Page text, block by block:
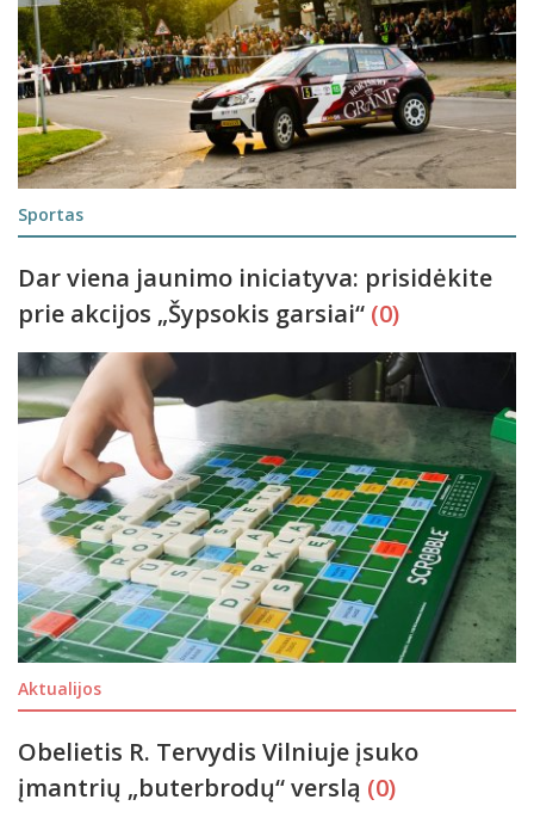
Sportas
Dar viena jaunimo iniciatyva: prisidėkite
prie akcijos „Šypsokis garsiai“ (0)
Aktualijos
Obelietis R. Tervydis Vilniuje įsuko
įmantrių „buterbrodų“ verslą (0)